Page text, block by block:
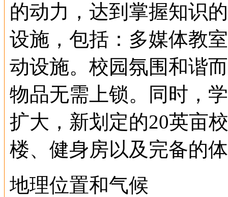
的动力，达到掌握知识
设施，包括：多媒体教
动设施。校园氛围和谐
物品无需上锁。同时，
扩大，新划定的20英亩
楼、健身房以及完备的
地理位置和气候